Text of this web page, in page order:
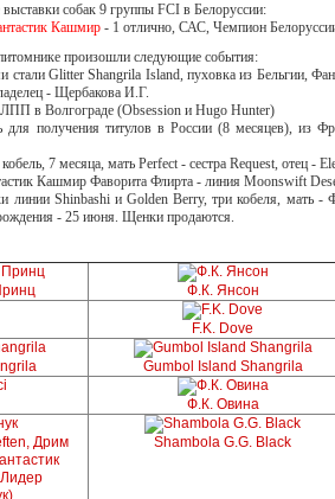
собак 9 группы FCI в Белоруссии:
Кашмир - 1 отлично, САС, Чемпион
произошли следующие события:
Glitter Shangrila Island, пуховка из Бельгии,
- Щербакова И.Г.
в Волгограде (Obsession и Hugo Hunter)
для получения титулов в России (8 месяцев), из
7 месяца, мать Perfect - сестра Request, отец -
Кашмир Фаворита Флирта - линия Moonswift
линии Shinbashi и Golden Berry, три кобеля, мать
- 25 июня. Щенки продаются.
Ф.К. Янсон
F.K. Dove
Gumbol Island Shangrila
Ф.К. Овина
Дрим
Shambola G.G. Black